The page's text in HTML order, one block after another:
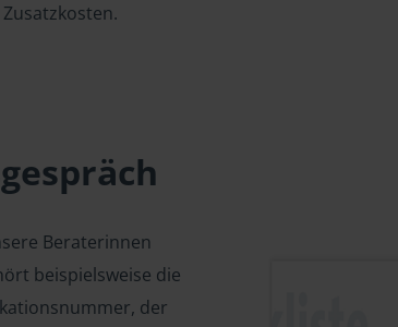
Zusatzkosten.
Beraterinnen
beispielsweise die
der